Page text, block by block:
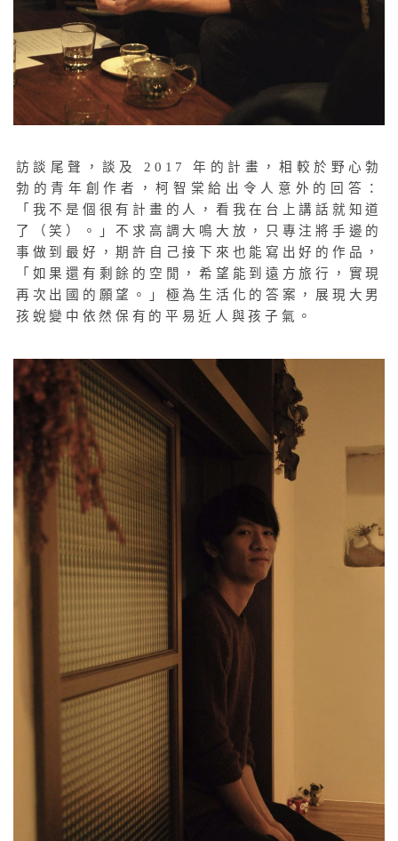
訪談尾聲，談及 2017 年的計畫，相較於野心勃
勃的青年創作者，柯智棠給出令人意外的回答：
「我不是個很有計畫的人，看我在台上講話就知道
了（笑）。」不求高調大鳴大放，只專注將手邊的
事做到最好，期許自己接下來也能寫出好的作品，
「如果還有剩餘的空閒，希望能到遠方旅行，實現
再次出國的願望。」極為生活化的答案，展現大男
孩蛻變中依然保有的平易近人與孩子氣。